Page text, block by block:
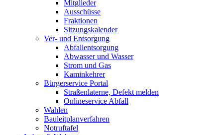
Mitglieder
Ausschüsse
Fraktionen
Sitzungskalender
Ver- und Entsorgung
Abfallentsorgung
Abwasser und Wasser
Strom und Gas
Kaminkehrer
Bürgerservice Portal
Straßenlaterne, Defekt melden
Onlineservice Abfall
Wahlen
Bauleitplanverfahren
Notruftafel